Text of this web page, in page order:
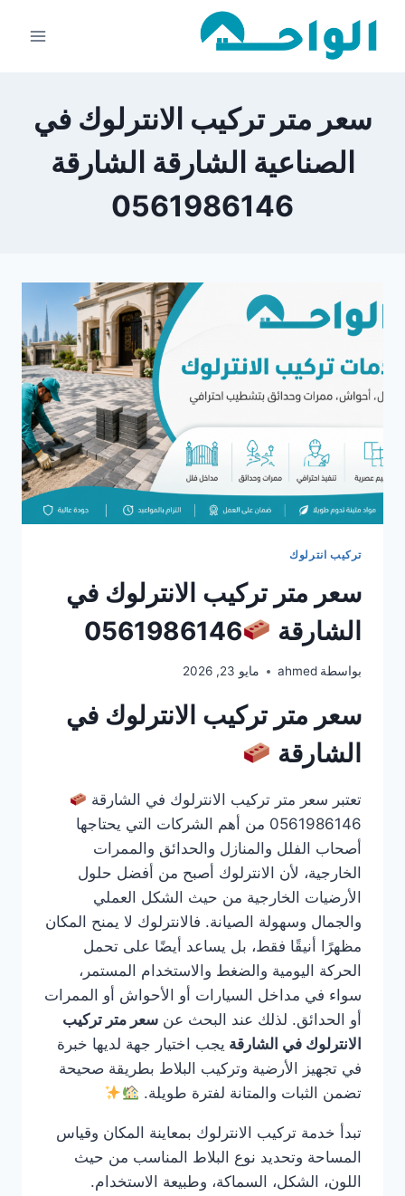
سعر متر تركيب الانترلوك في
الصناعية الشارقة الشارقة
0561986146
تركيب انترلوك
سعر متر تركيب الانترلوك في
الشارقة
0561986146
بواسطة ahmed مايو 23, 2026
سعر متر تركيب الانترلوك في
الشارقة
تعتبر سعر متر تركيب الانترلوك في الشارقة
0561986146 من أهم الشركات التي يحتاجها
أصحاب الفلل والمنازل والحدائق والممرات
الخارجية، لأن الانترلوك أصبح من أفضل حلول
الأرضيات الخارجية من حيث الشكل العملي
والجمال وسهولة الصيانة. فالانترلوك لا يمنح المكان
مظهرًا أنيقًا فقط، بل يساعد أيضًا على تحمل
الحركة اليومية والضغط والاستخدام المستمر،
سواء في مداخل السيارات أو الأحواش أو الممرات
أو الحدائق. لذلك عند البحث عن سعر متر تركيب
الانترلوك في الشارقة يجب اختيار جهة لديها خبرة
في تجهيز الأرضية وتركيب البلاط بطريقة صحيحة
تضمن الثبات والمتانة لفترة طويلة.
تبدأ خدمة تركيب الانترلوك بمعاينة المكان وقياس
المساحة وتحديد نوع البلاط المناسب من حيث
اللون، الشكل، السماكة، وطبيعة الاستخدام.